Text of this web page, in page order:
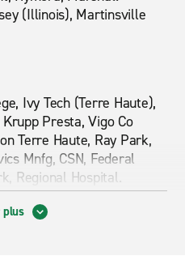
(Illinois), Martinsville
Ivy Tech (Terre Haute),
Presta, Vigo Co
Terre Haute, Ray Park,
Mnfg, CSN, Federal
Regional Hospital.